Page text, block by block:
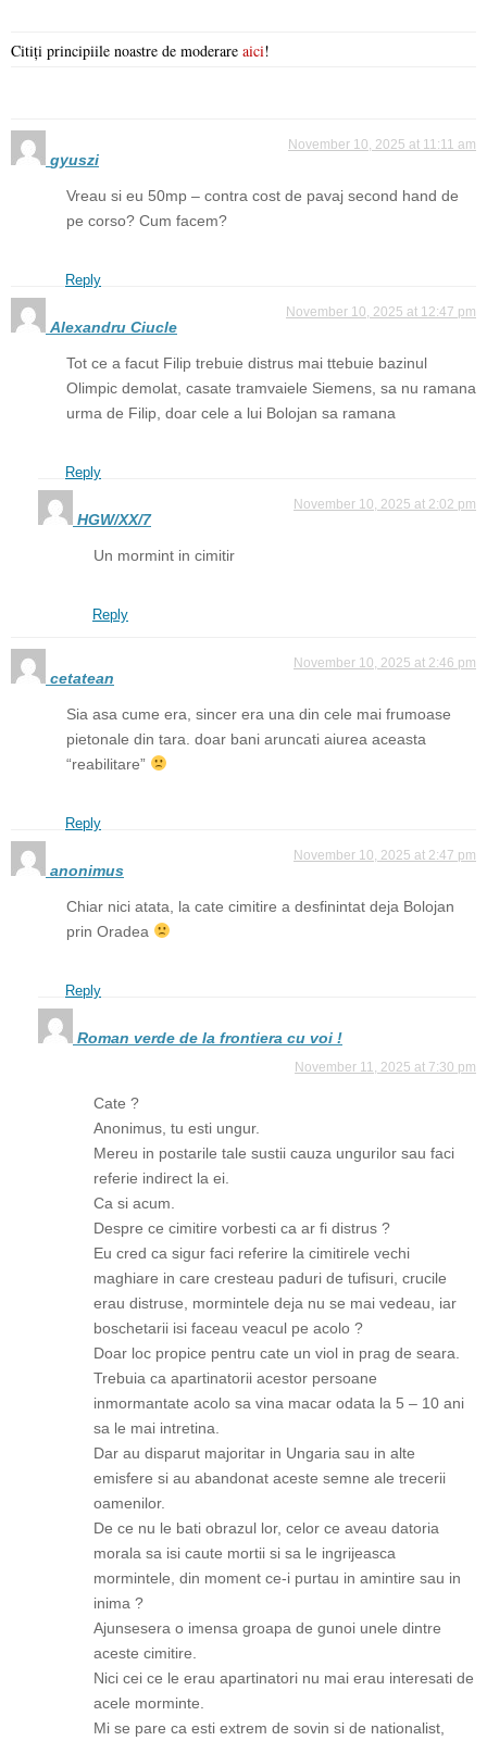
Citiți principiile noastre de moderare aici!
gyuszi
November 10, 2025 at 11:11 am
Vreau si eu 50mp – contra cost de pavaj second hand de
pe corso? Cum facem?
Reply
Alexandru Ciucle
November 10, 2025 at 12:47 pm
Tot ce a facut Filip trebuie distrus mai ttebuie bazinul
Olimpic demolat, casate tramvaiele Siemens, sa nu ramana
urma de Filip, doar cele a lui Bolojan sa ramana
Reply
HGW/XX/7
November 10, 2025 at 2:02 pm
Un mormint in cimitir
Reply
cetatean
November 10, 2025 at 2:46 pm
Sia asa cume era, sincer era una din cele mai frumoase
pietonale din tara. doar bani aruncati aiurea aceasta
“reabilitare”
Reply
anonimus
November 10, 2025 at 2:47 pm
Chiar nici atata, la cate cimitire a desfinintat deja Bolojan
prin Oradea
Reply
Roman verde de la frontiera cu voi !
November 11, 2025 at 7:30 pm
Cate ?
Anonimus, tu esti ungur.
Mereu in postarile tale sustii cauza ungurilor sau faci
referie indirect la ei.
Ca si acum.
Despre ce cimitire vorbesti ca ar fi distrus ?
Eu cred ca sigur faci referire la cimitirele vechi
maghiare in care cresteau paduri de tufisuri, crucile
erau distruse, mormintele deja nu se mai vedeau, iar
boschetarii isi faceau veacul pe acolo ?
Doar loc propice pentru cate un viol in prag de seara.
Trebuia ca apartinatorii acestor persoane
inmormantate acolo sa vina macar odata la 5 – 10 ani
sa le mai intretina.
Dar au disparut majoritar in Ungaria sau in alte
emisfere si au abandonat aceste semne ale trecerii
oamenilor.
De ce nu le bati obrazul lor, celor ce aveau datoria
morala sa isi caute mortii si sa le ingrijeasca
mormintele, din moment ce-i purtau in amintire sau in
inima ?
Ajunsesera o imensa groapa de gunoi unele dintre
aceste cimitire.
Nici cei ce le erau apartinatori nu mai erau interesati de
acele morminte.
Mi se pare ca esti extrem de sovin si de nationalist,